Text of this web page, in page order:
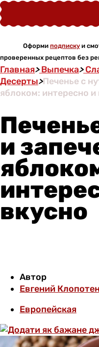
Оформи подписку и
проверенных рецептов без
Главная>Выпечка>
Десерты>Печенье с
яблоком: интересно и
и
вкусно
Автор
Евгений
Европейская